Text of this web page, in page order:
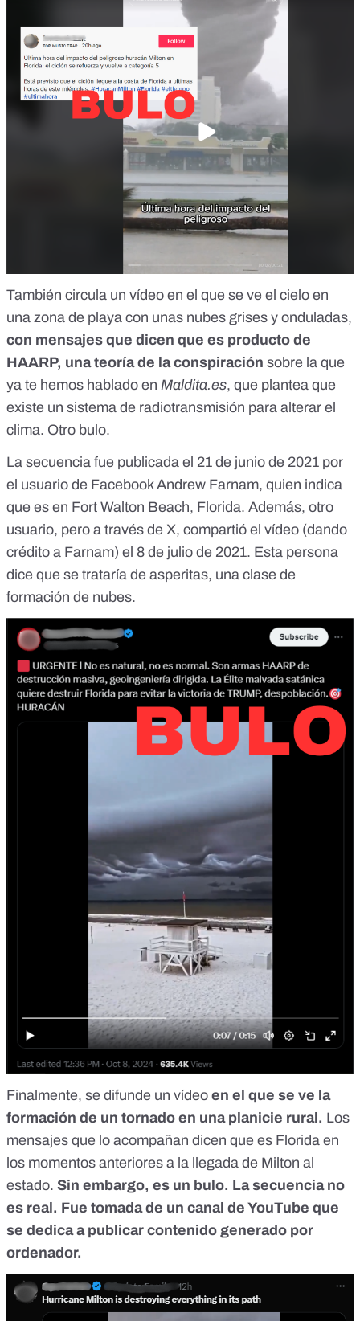
También circula un vídeo en el que se ve el cielo en
una zona de playa con unas nubes grises y onduladas,
con mensajes que dicen que es producto de
HAARP, una teoría de la conspiración sobre la que
ya te hemos hablado en Maldita.es, que plantea que
existe un sistema de radiotransmisión para alterar el
clima. Otro bulo.
La secuencia fue publicada el 21 de junio de 2021 por
el usuario de Facebook Andrew Farnam, quien indica
que es en Fort Walton Beach, Florida. Además, otro
usuario, pero a través de X, compartió el vídeo (dando
crédito a Farnam) el 8 de julio de 2021. Esta persona
dice que se trataría de asperitas, una clase de
formación de nubes.
Finalmente, se difunde un vídeo en el que se ve la
formación de un tornado en una planicie rural. Los
mensajes que lo acompañan dicen que es Florida en
los momentos anteriores a la llegada de Milton al
estado. Sin embargo, es un bulo. La secuencia no
es real. Fue tomada de un canal de YouTube que
se dedica a publicar contenido generado por
ordenador.